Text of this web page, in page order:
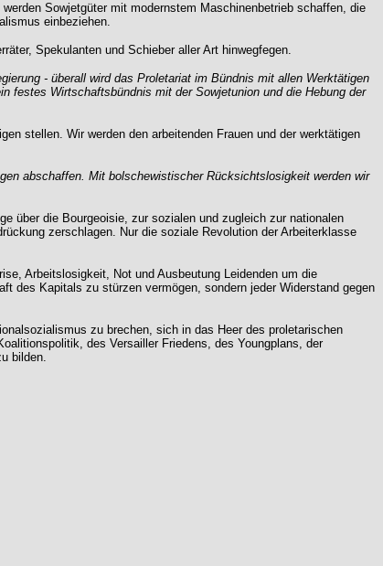
Sowjetgüter mit modernstem Maschinenbetrieb schaffen, die
einbeziehen.
Spekulanten und Schieber aller Art hinwegfegen.
- überall wird das Proletariat im Bündnis mit allen Werktätigen
festes Wirtschaftsbündnis mit der Sowjetunion und die Hebung der
stellen. Wir werden den arbeitenden Frauen und der werktätigen
abschaffen. Mit bolschewistischer Rücksichtslosigkeit werden wir
über die Bourgeoisie, zur sozialen und zugleich zur nationalen
zerschlagen. Nur die soziale Revolution der Arbeiterklasse
Arbeitslosigkeit, Not und Ausbeutung Leidenden um die
des Kapitals zu stürzen vermögen, sondern jeder Widerstand gegen
zu brechen, sich in das Heer des proletarischen
des Versailler Friedens, des Youngplans, der
bilden.